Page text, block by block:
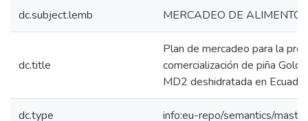
dc.subject.lemb MERCADEO DE ALIMENTOS
dc.title
Plan de mercadeo para la
comercialización de piña
MD2 deshidratada en Ecuador
dc.type info:eu-repo/semantics/